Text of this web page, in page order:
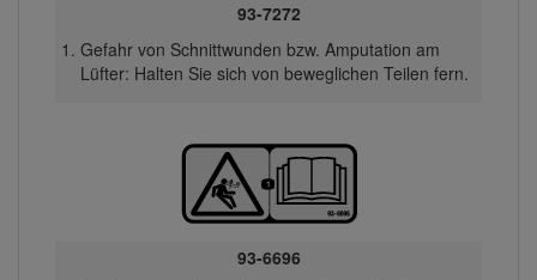
93-7272
Gefahr von Schnittwunden bzw. Amputation am
Lüfter: Halten Sie sich von beweglichen Teilen fern.
93-6696